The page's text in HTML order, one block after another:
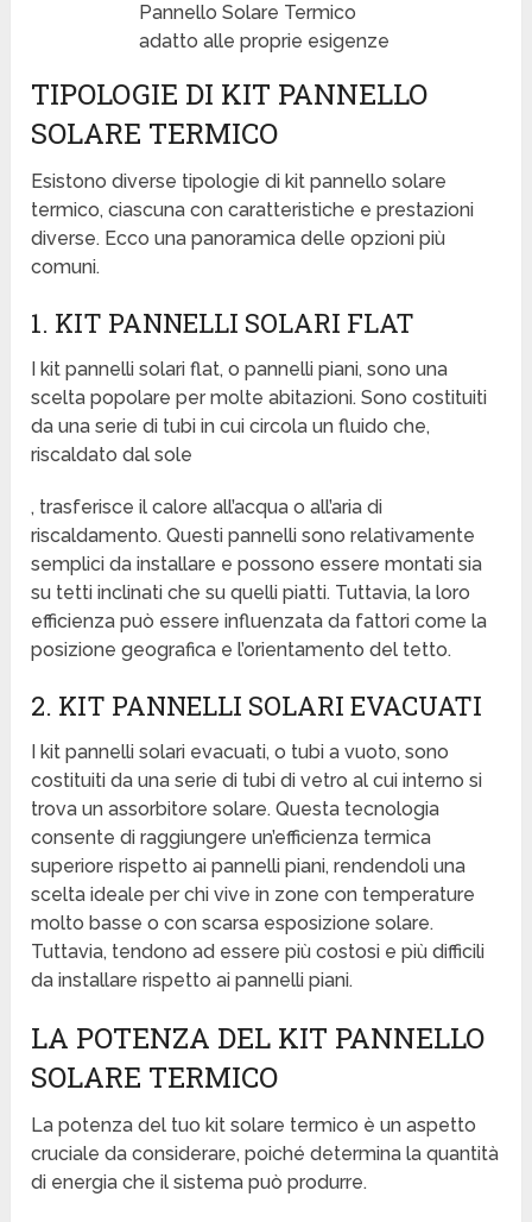
Pannello Solare Termico
adatto alle proprie esigenze
TIPOLOGIE DI KIT PANNELLO
SOLARE TERMICO
Esistono diverse tipologie di kit pannello solare
termico, ciascuna con caratteristiche e prestazioni
diverse. Ecco una panoramica delle opzioni più
comuni.
1. KIT PANNELLI SOLARI FLAT
I kit pannelli solari flat, o pannelli piani, sono una
scelta popolare per molte abitazioni. Sono costituiti
da una serie di tubi in cui circola un fluido che,
riscaldato dal sole
, trasferisce il calore all’acqua o all’aria di
riscaldamento. Questi pannelli sono relativamente
semplici da installare e possono essere montati sia
su tetti inclinati che su quelli piatti. Tuttavia, la loro
efficienza può essere influenzata da fattori come la
posizione geografica e l’orientamento del tetto.
2. KIT PANNELLI SOLARI EVACUATI
I kit pannelli solari evacuati, o tubi a vuoto, sono
costituiti da una serie di tubi di vetro al cui interno si
trova un assorbitore solare. Questa tecnologia
consente di raggiungere un’efficienza termica
superiore rispetto ai pannelli piani, rendendoli una
scelta ideale per chi vive in zone con temperature
molto basse o con scarsa esposizione solare.
Tuttavia, tendono ad essere più costosi e più difficili
da installare rispetto ai pannelli piani.
LA POTENZA DEL KIT PANNELLO
SOLARE TERMICO
La potenza del tuo kit solare termico è un aspetto
cruciale da considerare, poiché determina la quantità
di energia che il sistema può produrre.